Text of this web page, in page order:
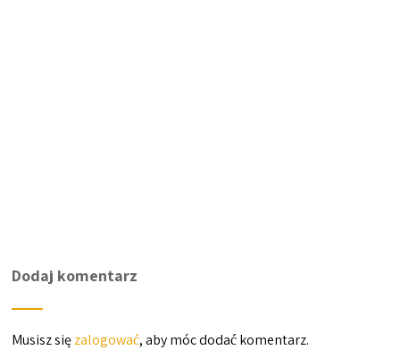
Dodaj komentarz
Musisz sięzalogować, aby móc dodać komentarz.